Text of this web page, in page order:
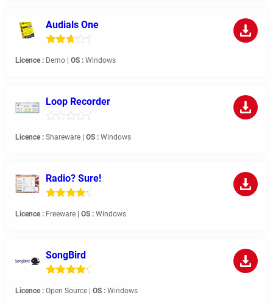
Audials One
Licence : Demo | OS : Windows
Loop Recorder
Licence : Shareware | OS : Windows
Radio? Sure!
Licence : Freeware | OS : Windows
SongBird
Licence : Open Source | OS : Windows